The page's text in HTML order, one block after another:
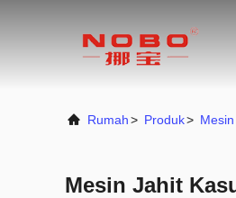
Rumah> Produk>
Mesin Jahit